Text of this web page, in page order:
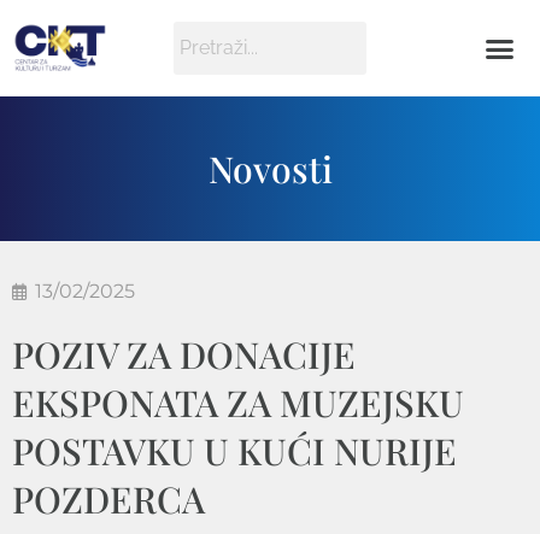
Novosti
13/02/2025
POZIV ZA DONACIJE
EKSPONATA ZA MUZEJSKU
POSTAVKU U KUĆI NURIJE
POZDERCA